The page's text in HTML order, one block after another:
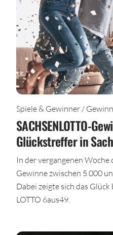
Spiele & Gewinner /
SACHSENLOTTO-
Glückstreffer in
In der vergangenen
Gewinne zwischen 5.000
Dabei zeigte sich das
LOTTO 6aus49.